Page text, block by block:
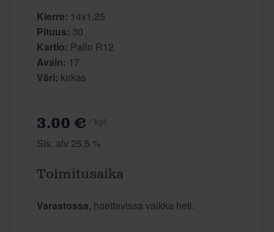
Kierre: 14x1,25
Pituus: 30
Kartio: Pallo R12
Avain: 17
Väri: kirkas
3.00 €
Sis. alv 25,5 %
Toimitusaika
Varastossa, haettavissa vaikka heti.